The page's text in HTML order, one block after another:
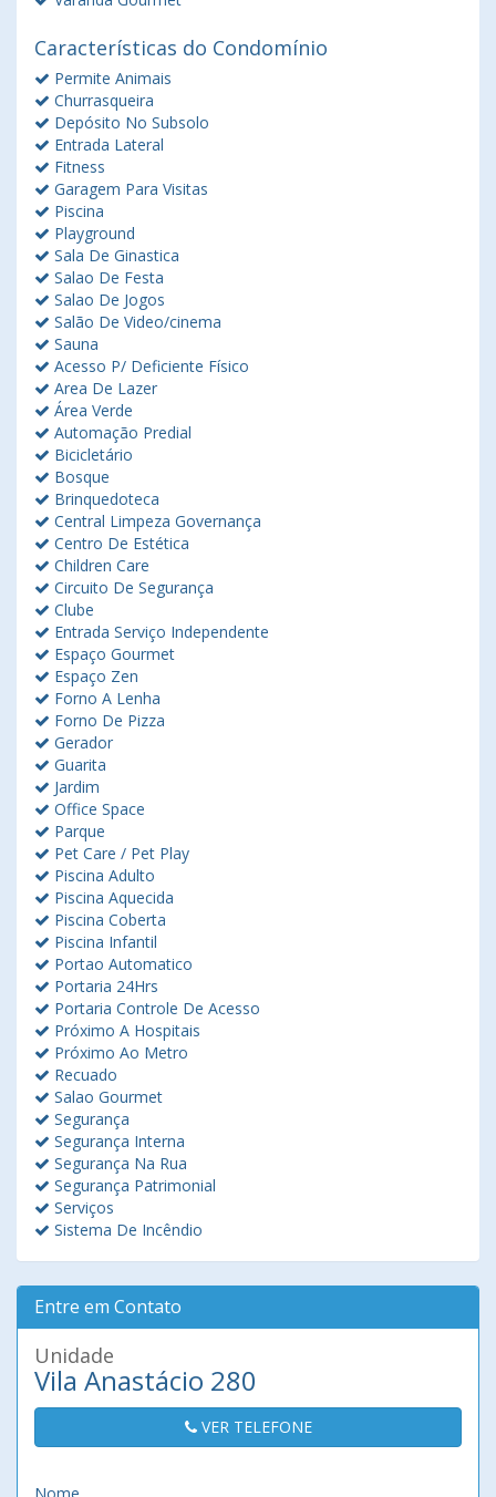
Características do Condomínio
Permite Animais
Churrasqueira
Depósito No Subsolo
Entrada Lateral
Fitness
Garagem Para Visitas
Piscina
Playground
Sala De Ginastica
Salao De Festa
Salao De Jogos
Salão De Video/cinema
Sauna
Acesso P/ Deficiente Físico
Area De Lazer
Área Verde
Automação Predial
Bicicletário
Bosque
Brinquedoteca
Central Limpeza Governança
Centro De Estética
Children Care
Circuito De Segurança
Clube
Entrada Serviço Independente
Espaço Gourmet
Espaço Zen
Forno A Lenha
Forno De Pizza
Gerador
Guarita
Jardim
Office Space
Parque
Pet Care / Pet Play
Piscina Adulto
Piscina Aquecida
Piscina Coberta
Piscina Infantil
Portao Automatico
Portaria 24Hrs
Portaria Controle De Acesso
Próximo A Hospitais
Próximo Ao Metro
Recuado
Salao Gourmet
Segurança
Segurança Interna
Segurança Na Rua
Segurança Patrimonial
Serviços
Sistema De Incêndio
Entre em Contato
Unidade
Vila Anastácio 280
VER TELEFONE